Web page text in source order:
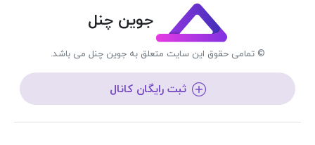
جوین چنل
© تمامی حقوق این سایت متعلق به جوین چنل می باشد.
ثبت رایگان کانال